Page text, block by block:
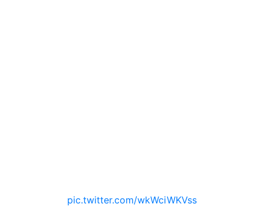
pic.twitter.com/wkWciWKVss